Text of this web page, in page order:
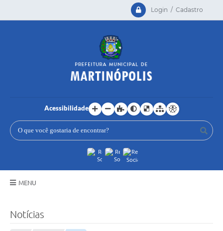
Login / Cadastro
Acessibilidade
MENU
Notícias